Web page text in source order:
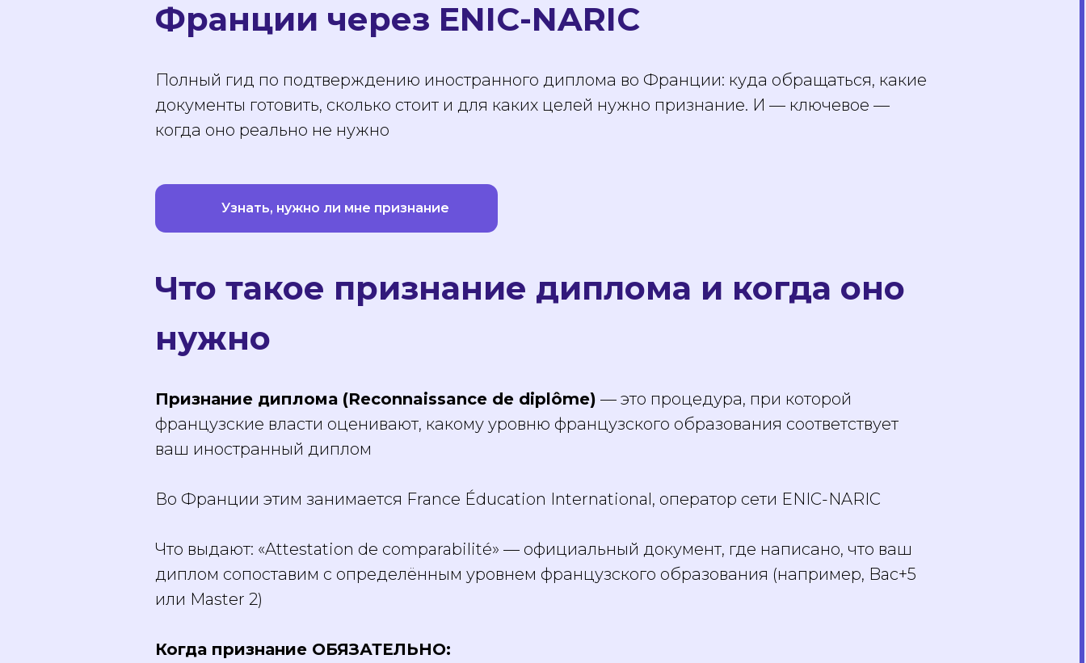
Франции через ENIC-NARIC
Полный гид по подтверждению иностранного диплома во Франции: куда обращаться, какие
документы готовить, сколько стоит и для каких целей нужно признание. И — ключевое —
когда оно реально не нужно
Узнать, нужно ли мне признание
Что такое признание диплома и когда оно
нужно
Признание диплома (Reconnaissance de diplôme) — это процедура, при которой
французские власти оценивают, какому уровню французского образования соответствует
ваш иностранный диплом
Во Франции этим занимается France Éducation International, оператор сети ENIC-NARIC
Что выдают: «Attestation de comparabilité» — официальный документ, где написано, что ваш
диплом сопоставим с определённым уровнем французского образования (например, Bac+5
или Master 2)
Когда признание ОБЯЗАТЕЛЬНО: